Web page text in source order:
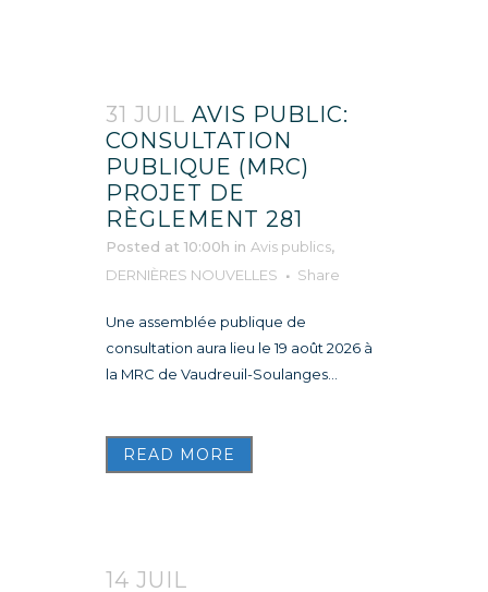
31 JUIL AVIS PUBLIC:
CONSULTATION
PUBLIQUE (MRC)
PROJET DE
RÈGLEMENT 281
Posted at 10:00h in Avis publics,
DERNIÈRES NOUVELLES
Share
Une assemblée publique de
consultation aura lieu le 19 août 2026 à
la MRC de Vaudreuil-Soulanges...
READ MORE
14 JUIL